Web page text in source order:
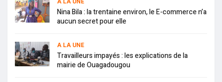
Nina Bila : la trentaine environ, le E-commerce n’a
aucun secret pour elle
A LA UNE
Travailleurs impayés : les explications de la
mairie de Ouagadougou